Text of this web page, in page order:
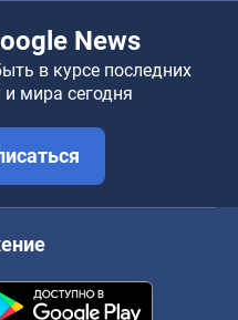
News
в курсе последних
мира сегодня